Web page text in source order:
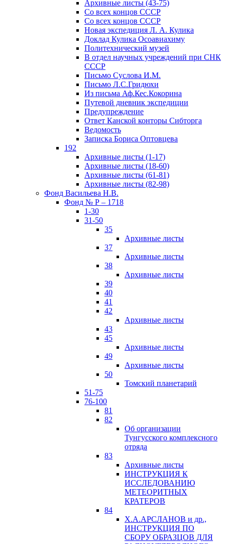
Архивные листы (43-75)
Со всех концов СССР
Со всех концов СССР
Новая экспедиция Л. А. Кулика
Доклад Кулика Осоавиахиму
Политехнический музей
В отдел научных учреждений при СНК
СССР
Письмо Суслова И.М.
Письмо Л.С.Гридюхи
Из письма Аф.Кес.Кокорина
Путевой дневник экспедиции
Предупреждение
Ответ Канской конторы Сибторга
Ведомость
Записка Бориса Оптовцева
192
Архивные листы (1-17)
Архивные листы (18-60)
Архивные листы (61-81)
Архивные листы (82-98)
Фонд Васильева Н.В.
Фонд № Р – 1718
1-30
31-50
35
Архивные листы
37
Архивные листы
38
Архивные листы
39
40
41
42
Архивные листы
43
45
Архивные листы
49
Архивные листы
50
Томский планетарий
51-75
76-100
81
82
Об организации
Тунгусского комплексного
отряда
83
Архивные листы
ИНСТРУКЦИЯ К
ИССЛЕДОВАНИЮ
МЕТЕОРИТНЫХ
КРАТЕРОВ
84
Х.А.АРСЛАНОВ и др.,
ИНСТРУКЦИЯ ПО
СБОРУ ОБРАЗЦОВ ДЛЯ